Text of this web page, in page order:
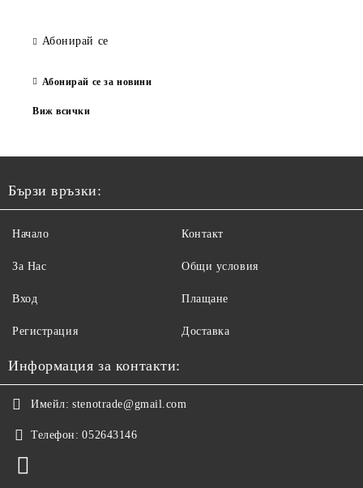
Абонирай се
Абонирай се за новини
Виж всички
Бързи връзки:
Начало
За Нас
Вход
Регистрация
Контакт
Общи условия
Плащане
Доставка
Информация за контакти:
Имейл: stenotrade@gmail.com
Телефон: 052643146